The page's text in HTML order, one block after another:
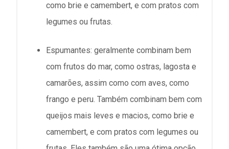
como brie e camembert, e com pratos com
legumes ou frutas.
Espumantes: geralmente combinam bem
com frutos do mar, como ostras, lagosta e
camarões, assim como com aves, como
frango e peru. Também combinam bem com
queijos mais leves e macios, como brie e
camembert, e com pratos com legumes ou